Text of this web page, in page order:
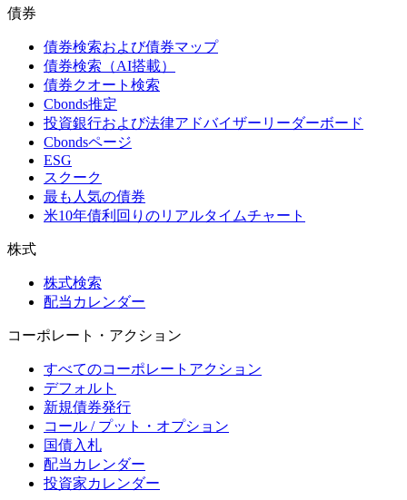
債券
債券検索および債券マップ
債券検索（AI搭載）
債券クオート検索
Cbonds推定
投資銀行および法律アドバイザーリーダーボード
Cbondsページ
ESG
スクーク
最も人気の債券
米10年債利回りのリアルタイムチャート
株式
株式検索
配当カレンダー
コーポレート・アクション
すべてのコーポレートアクション
デフォルト
新規債券発行
コール / プット・オプション
国債入札
配当カレンダー
投資家カレンダー